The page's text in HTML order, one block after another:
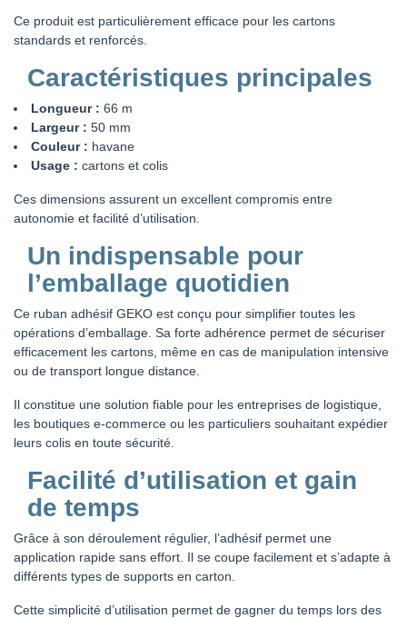
Ce produit est particulièrement efficace pour les cartons
standards et renforcés.
Caractéristiques principales
Longueur : 66 m
Largeur : 50 mm
Couleur : havane
Usage : cartons et colis
Ces dimensions assurent un excellent compromis entre
autonomie et facilité d’utilisation.
Un indispensable pour
l’emballage quotidien
Ce ruban adhésif GEKO est conçu pour simplifier toutes les
opérations d’emballage. Sa forte adhérence permet de sécuriser
efficacement les cartons, même en cas de manipulation intensive
ou de transport longue distance.
Il constitue une solution fiable pour les entreprises de logistique,
les boutiques e-commerce ou les particuliers souhaitant expédier
leurs colis en toute sécurité.
Facilité d’utilisation et gain
de temps
Grâce à son déroulement régulier, l’adhésif permet une
application rapide sans effort. Il se coupe facilement et s’adapte à
différents types de supports en carton.
Cette simplicité d’utilisation permet de gagner du temps lors des